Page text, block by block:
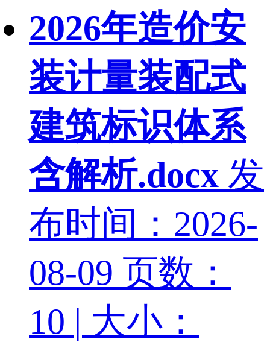
2026年造价安
装计量装配式
建筑标识体系
含解析.docx 发
布时间：2026-
08-09 页数：
10 | 大小：